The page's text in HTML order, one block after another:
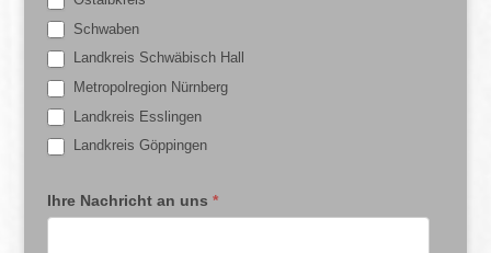
Schwaben
Landkreis Schwäbisch Hall
Metropolregion Nürnberg
Landkreis Esslingen
Landkreis Göppingen
Ihre Nachricht an uns *